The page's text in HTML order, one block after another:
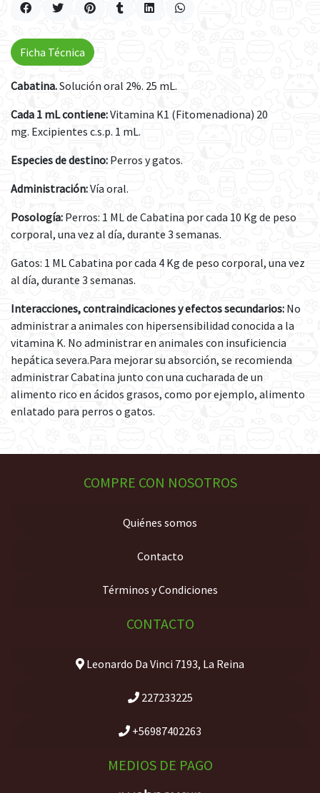
Cabatina.Solución oral 2%. 25 mL.
Cada 1 mL contiene:Vitamina K1 (Fitomenadiona) 20
mg. Excipientes c.s.p. 1 mL.
Especies de destino: Perros y gatos.
Administración:Vía oral.
Posología: Perros: 1 ML de Cabatina por cada 10 Kg de peso
corporal, una vez al día, durante 3 semanas.
Gatos: 1 ML Cabatina por cada 4 Kg de peso corporal, una vez
al día, durante 3 semanas.
Interacciones, contraindicaciones y efectos secundarios: No
administrar a animales con hipersensibilidad conocida a la
vitamina K. No administrar en animales con insuficiencia
hepática severa.Para mejorar su absorción, se recomienda
administrar Cabatina junto con una cucharada de un
alimento rico en ácidos grasos, como por ejemplo, alimento
enlatado para perros o gatos.
Ficha Técnica
COMPRE CON NOSOTROS
Quiénes somos
Contacto
Términos y Condiciones
CONTACTO
Leonardo Da Vinci 7193, La Reina
227233225
+56987402263
MEDIOS DE PAGO